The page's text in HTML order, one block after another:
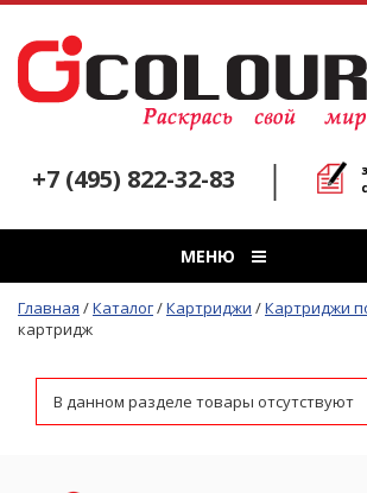
+7 (495) 822-32-83
МЕНЮ
Главная /Каталог/Картриджи /Картриджи
картридж
В данном разделе товары отсутствуют